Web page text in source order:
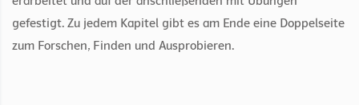
gefestigt. Zu jedem Kapitel gibt es am Ende eine Doppelseite
zum Forschen, Finden und Ausprobieren.